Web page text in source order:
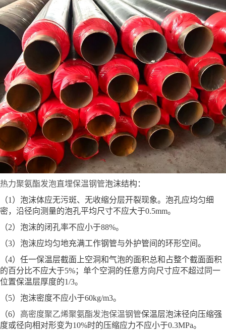
热力聚氨酯发泡直埋保温钢管泡沫结构：
（1）泡沫体应无污斑、无收缩分层开裂现象。泡孔应均匀细
密，沿径向测量的泡孔平均尺寸不应大于0.5mm。
（2）泡沫的闭孔率不应小于88%。
（3）泡沫应均匀地充满工作钢管与外护管间的环形空间。
（4）任一保温层截面上空洞和气泡的面积总和占整个截面面积
的百分比不应大于5%；单个空洞的任意方向尺寸应不超过同一
位置保温层厚度的1/3。
（5）泡沫密度不应小于60kg/m3。
（6） 高密度聚乙烯聚氨酯发泡保温钢管保温层泡沫径向压缩强
度或径向相对形变为10%时的压缩应力不应小于0.3MPa。